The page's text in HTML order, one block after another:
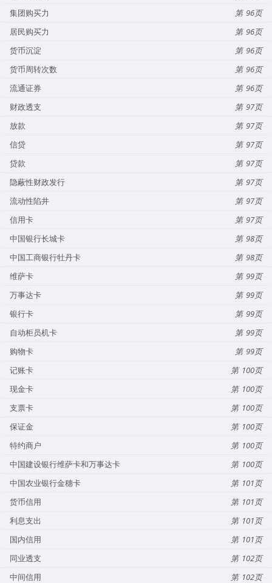
集团购买力
96
居民购买力
96
货币沉淀
96
货币周转次数
96
流通证券
96
财政透支
97
放款
97
信贷
97
贷款
97
隐蔽性财政发行
97
流动性陷井
97
信用卡
97
中国银行长城卡
98
中国工商银行牡丹卡
98
维萨卡
99
万事达卡
99
银行卡
99
自动柜员机卡
99
购物卡
99
记账卡
100
现金卡
100
支票卡
100
保证金
100
特约商户
100
中国建设银行维萨卡和万事达卡
100
中国农业银行金穗卡
101
货币信用
101
利息支出
101
国内信用
101
同业透支
102
中间信用
102